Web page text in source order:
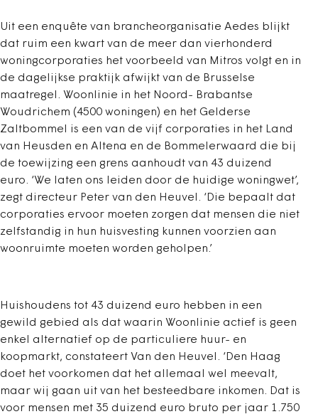
Uit een enquête van brancheorganisatie Aedes blijkt
dat ruim een kwart van de meer dan vierhonderd
woningcorporaties het voorbeeld van Mitros volgt en in
de dagelijkse praktijk afwijkt van de Brusselse
maatregel. Woonlinie in het Noord- Brabantse
Woudrichem (4500 woningen) en het Gelderse
Zaltbommel is een van de vijf corporaties in het Land
van Heusden en Altena en de Bommelerwaard die bij
de toewijzing een grens aanhoudt van 43 duizend
euro. ‘We laten ons leiden door de huidige woningwet’,
zegt directeur Peter van den Heuvel. ‘Die bepaalt dat
corporaties ervoor moeten zorgen dat mensen die niet
zelfstandig in hun huisvesting kunnen voorzien aan
woonruimte moeten worden geholpen.’
Huishoudens tot 43 duizend euro hebben in een
gewild gebied als dat waarin Woonlinie actief is geen
enkel alternatief op de particuliere huur- en
koopmarkt, constateert Van den Heuvel. ‘Den Haag
doet het voorkomen dat het allemaal wel meevalt,
maar wij gaan uit van het besteedbare inkomen. Dat is
voor mensen met 35 duizend euro bruto per jaar 1.750